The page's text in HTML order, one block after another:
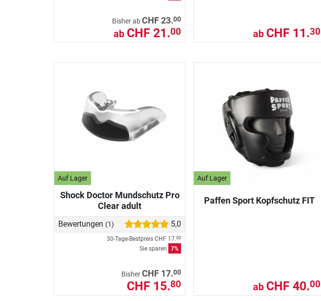
Bisher abCHF 23.00
ab CHF 21.00 ab CHF 11.30
Auf Lager
Shock Doctor Mundschutz Pro
Clear adult
Bewertungen (1) 5,0
30-Tage-Bestpreis CHF 17.00
Sie sparen 7%
BisherCHF 17.00
CHF 15.80
Auf Lager
Paffen Sport Kopfschutz FIT
ab CHF 40.00